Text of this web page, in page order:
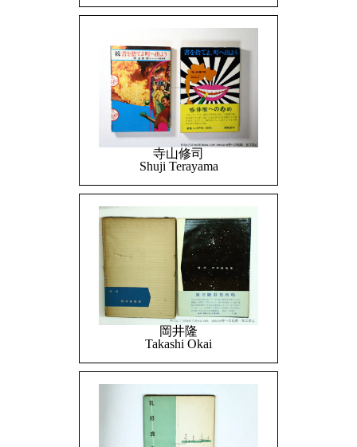
寺山修司
Shuji Terayama
岡井隆
Takashi Okai